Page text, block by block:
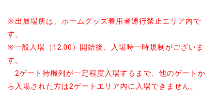
※出展場所は、ホームグッズ着用者通行禁止エリア内で
す。
※一般入場（12:00）開始後、入場時一時規制がございま
す。
2ゲート待機列が一定程度入場するまで、他のゲートか
ら入場された方は2ゲートエリア内に入場できません。